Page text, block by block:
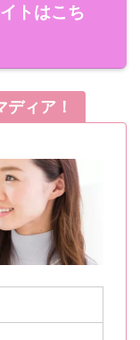
トはこち
ィア！